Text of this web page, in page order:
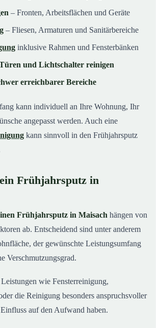
– Fronten, Arbeitsflächen und Geräte
– Fliesen, Armaturen und Sanitärbereiche
inklusive Rahmen und Fensterbänken
und Lichtschalter reinigen
erreichbarer Bereiche
kann individuell an Ihre Wohnung, Ihr
angepasst werden. Auch eine
kann sinnvoll in den Frühjahrsputz
Frühjahrsputz in
Frühjahrsputz in Maisach hängen von
ab. Entscheidend sind unter anderem
der gewünschte Leistungsumfang
Verschmutzungsgrad.
wie Fensterreinigung,
die Reinigung besonders anspruchsvoller
auf den Aufwand haben.